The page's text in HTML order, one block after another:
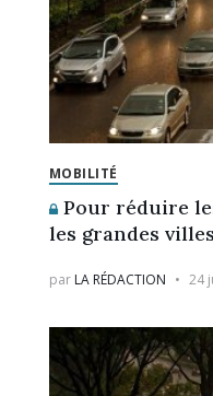
MOBILITÉ
Pour réduire
les grandes
par LA RÉDACTION 24